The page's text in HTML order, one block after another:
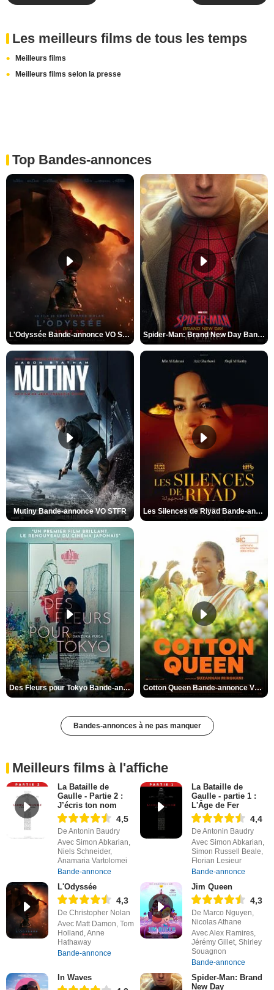
Les meilleurs films de tous les temps
Meilleurs films
Meilleurs films selon la presse
Top Bandes-annonces
L'Odyssée Bande-annonce VO STFR Spider-Man: Brand New Day Bande-annonce VO STFR
Mutiny Bande-annonce VO STFR Les Silences de Riyad Bande-annonce VO STFR
Des Fleurs pour Tokyo Bande-annonce VO STFR Cotton Queen Bande-annonce VO STFR
Bandes-annonces à ne pas manquer
Meilleurs films à l'affiche
La Bataille de
Gaulle - Partie 2 :
J’écris ton nom
4,5
De Antonin Baudry
Avec Simon Abkarian,
Niels Schneider,
Anamaria Vartolomei
Bande-annonce
La Bataille de
Gaulle - partie 1 :
L'Âge de Fer
4,4
De Antonin Baudry
Avec Simon Abkarian,
Simon Russell Beale,
Florian Lesieur
Bande-annonce
L'Odyssée
4,3
De Christopher Nolan
Avec Matt Damon, Tom
Holland, Anne
Hathaway
Bande-annonce
Jim Queen
4,3
De Marco Nguyen,
Nicolas Athane
Avec Alex Ramires,
Jérémy Gillet, Shirley
Souagnon
Bande-annonce
In Waves
Spider-Man: Brand
New Day